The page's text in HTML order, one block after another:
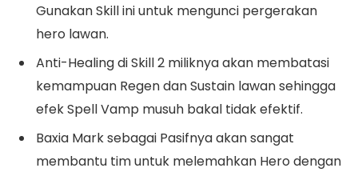
Gunakan Skill ini untuk mengunci pergerakan
hero lawan.
Anti-Healing di Skill 2 miliknya akan membatasi
kemampuan Regen dan Sustain lawan sehingga
efek Spell Vamp musuh bakal tidak efektif.
Baxia Mark sebagai Pasifnya akan sangat
membantu tim untuk melemahkan Hero dengan